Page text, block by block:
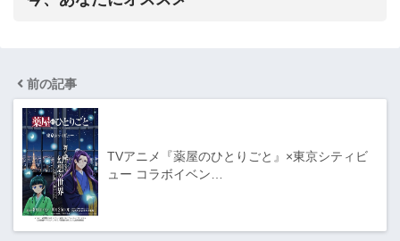
前の記事
TVアニメ『薬屋のひとりごと』×東京シティビ
ュー コラボイベン…